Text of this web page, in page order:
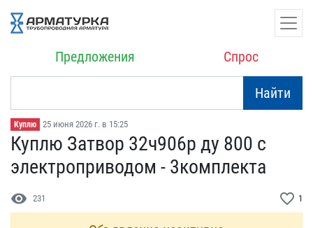
Предложения Спрос
Найти
Куплю 25 июня 2026 г. в 15:25
Куплю Затвор 32ч906р ду​ 800 с
электроприводом -​ 3комплекта
visibility 231 favorite_border 1